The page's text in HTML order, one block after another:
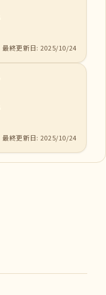
最終更新日: 2025/10/24
最終更新日: 2025/10/24